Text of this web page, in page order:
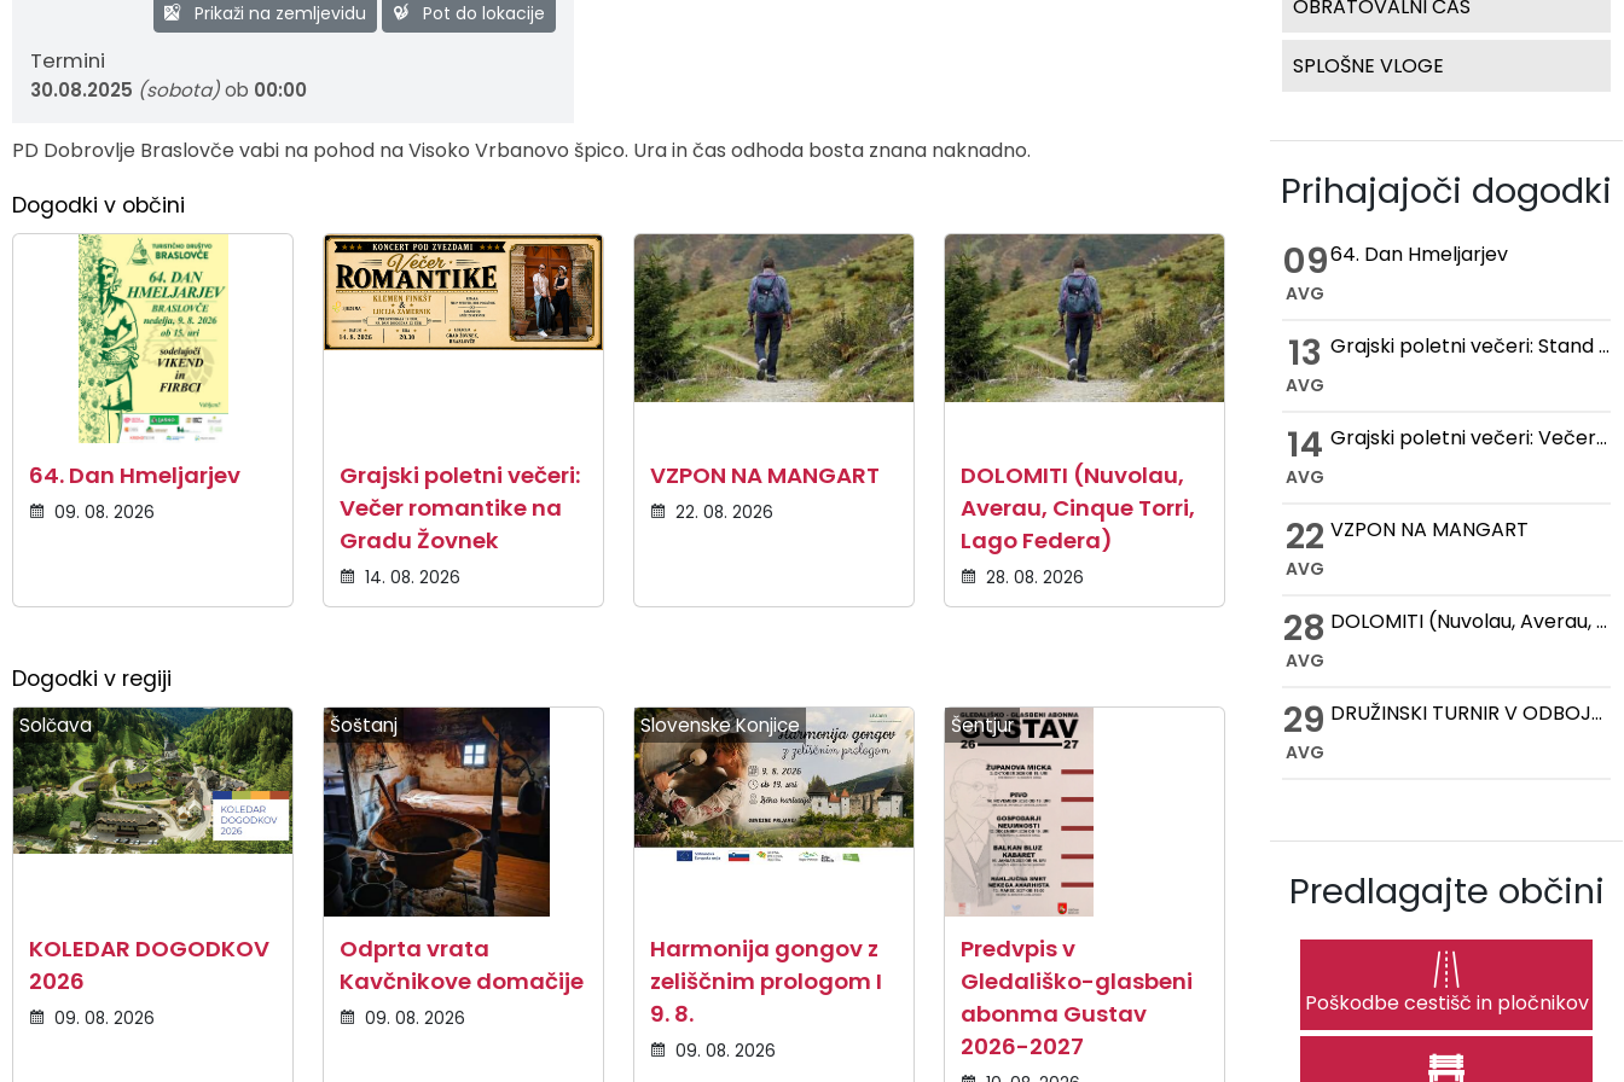
Prikaži na zemljevidu Pot do lokacije
Termini
30.08.2025 (sobota)ob 00:00
PD Dobrovlje Braslovče vabi na pohod na Visoko Vrbanovo špico. Ura in čas odhoda bosta znana naknadno.
Dogodki v občini
64. Dan Hmeljarjev
09. 08. 2026
Grajski poletni večeri:
Večer romantike na
Gradu Žovnek
14. 08. 2026
VZPON NA MANGART
22. 08. 2026
DOLOMITI (Nuvolau,
Averau, Cinque Torri,
Lago Federa)
28. 08. 2026
Dogodki v regiji
Solčava
KOLEDAR DOGODKOV
2026
09. 08. 2026
Šoštanj
Odprta vrata
Kavčnikove domačije
09. 08. 2026
Slovenske Konjice
Harmonija gongov z
zeliščnim prologom I
9. 8.
09. 08. 2026
Šentjur
Predvpis v
Gledališko-glasbeni
abonma Gustav
2026-2027
OBRATOVALNI ČAS
SPLOŠNE VLOGE
Prihajajoči dogodki
09
AVG
64. Dan Hmeljarjev
13
AVG
Grajski poletni večeri: Stand up večer na Gradu Žovnek
14
AVG
Grajski poletni večeri: Večer romantike na Gradu Žovnek
22
AVG
VZPON NA MANGART
28
AVG
DOLOMITI (Nuvolau, Averau, Cinque Torri, Lago Federa)
29
AVG
DRUŽINSKI TURNIR V ODBOJKI NA MIVKI
Predlagajte občini
Poškodbe cestišč in pločnikov
Zaščita in reševanje
Proračun občine
Prostorski akti občine
Strateški dokumenti
Občinsko glasilo
Uradne objave
Lokalne volitve
Varuhov kotiček
Ekomuzej hmeljarstva in pivovarstva
Dežela celjska
Slovo naših občanov
Objave Savinjska TV